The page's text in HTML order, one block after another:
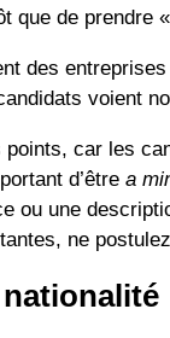
que de
des
voient
points, car les
d’être a
ou une
ne
nationalité